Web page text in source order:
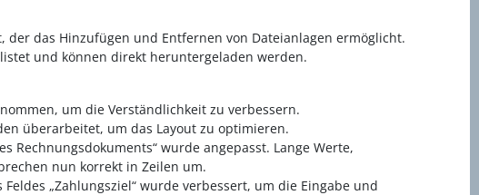
das Hinzufügen und Entfernen von Dateianlagen ermöglicht.
und können direkt heruntergeladen werden.
um die Verständlichkeit zu verbessern.
überarbeitet, um das Layout zu optimieren.
Rechnungsdokuments“ wurde angepasst. Lange Werte,
nun korrekt in Zeilen um.
„Zahlungsziel“ wurde verbessert, um die Eingabe und